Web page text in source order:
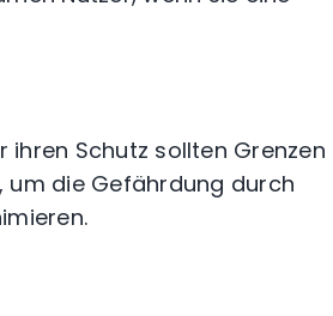
ihren Schutz sollten Grenzen
um die Gefährdung durch